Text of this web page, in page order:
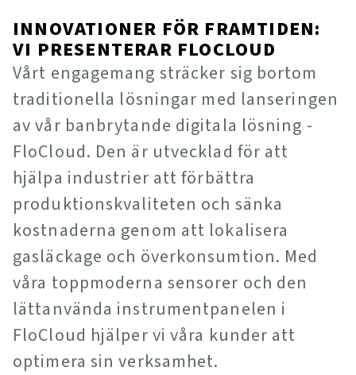
INNOVATIONER FÖR FRAMTIDEN:
VI PRESENTERAR FLOCLOUD
Vårt engagemang sträcker sig bortom
traditionella lösningar med lanseringen
av vår banbrytande digitala lösning -
FloCloud. Den är utvecklad för att
hjälpa industrier att förbättra
produktionskvaliteten och sänka
kostnaderna genom att lokalisera
gasläckage och överkonsumtion. Med
våra toppmoderna sensorer och den
lättanvända instrumentpanelen i
FloCloud hjälper vi våra kunder att
optimera sin verksamhet.